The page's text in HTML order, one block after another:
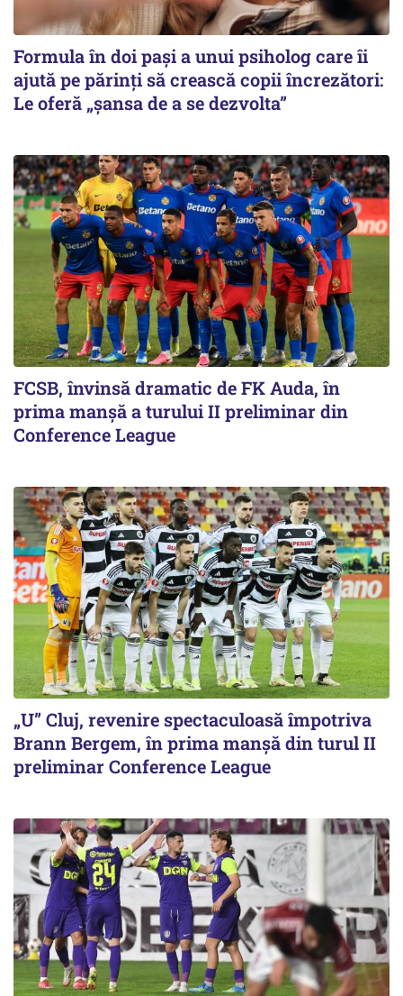
Formula în doi pași a unui psiholog care îi
ajută pe părinți să crească copii încrezători:
Le oferă „șansa de a se dezvolta”
FCSB, învinsă dramatic de FK Auda, în
prima manșă a turului II preliminar din
Conference League
„U” Cluj, revenire spectaculoasă împotriva
Brann Bergem, în prima manșă din turul II
preliminar Conference League